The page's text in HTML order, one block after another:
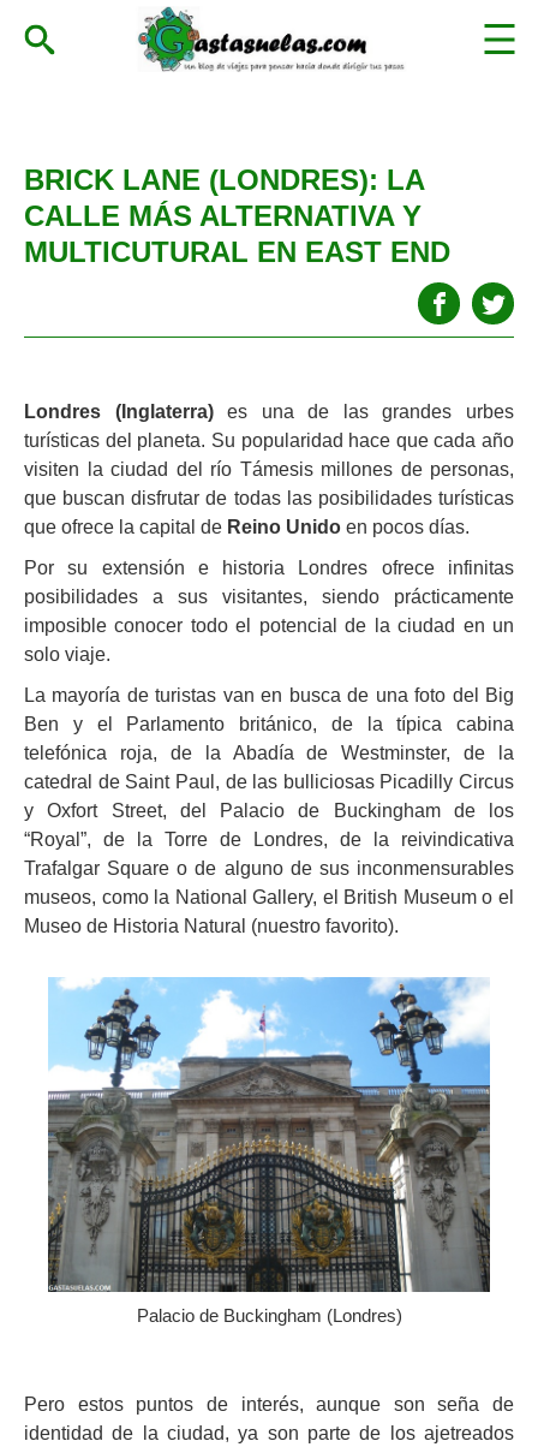
BRICK LANE (LONDRES): LA
CALLE MÁS ALTERNATIVA Y
MULTICUTURAL EN EAST END
Londres (Inglaterra)es una de las grandes urbes
turísticas del planeta. Su popularidad hace que cada año
visiten la ciudad del río Támesis millones de personas,
que buscan disfrutar de todas las posibilidades turísticas
que ofrece la capital de Reino Unido en pocos días.
Por su extensión e historia Londres ofrece infinitas
posibilidades a sus visitantes, siendo prácticamente
imposible conocer todo el potencial de la ciudad en un
solo viaje.
La mayoría de turistas van en busca de una foto del Big
Ben y el Parlamento británico, de la típica cabina
telefónica roja, de la Abadía de Westminster, de la
catedral de Saint Paul, de las bulliciosas Picadilly Circus
y Oxfort Street, del Palacio de Buckingham de los
“Royal”, de la Torre de Londres, de la reivindicativa
Trafalgar Square o de alguno de sus inconmensurables
museos, como la National Gallery, el British Museum o el
Museo de Historia Natural (nuestro favorito).
Palacio de Buckingham (Londres)
Pero estos puntos de interés, aunque son seña de
identidad de la ciudad, ya son parte de los ajetreados